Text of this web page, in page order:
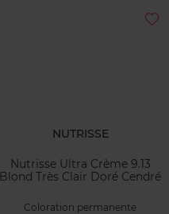
NUTRISSE
Nutrisse Ultra Crème 9.13
Blond Très Clair Doré Cendré
Coloration permanente